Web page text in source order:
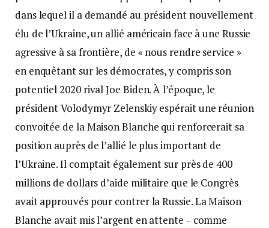
dans lequel il a demandé au président nouvellement
élu de l’Ukraine, un allié américain face à une Russie
agressive à sa frontière, de « nous rendre service »
en enquêtant sur les démocrates, y compris son
potentiel 2020 rival Joe Biden. À l’époque, le
président Volodymyr Zelenskiy espérait une réunion
convoitée de la Maison Blanche qui renforcerait sa
position auprès de l’allié le plus important de
l’Ukraine. Il comptait également sur près de 400
millions de dollars d’aide militaire que le Congrès
avait approuvés pour contrer la Russie. La Maison
Blanche avait mis l’argent en attente – comme